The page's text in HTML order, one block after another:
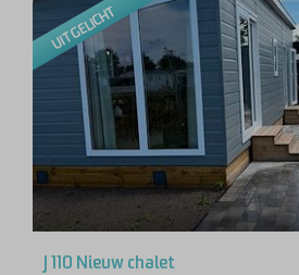
UITGELICHT
J 110 Nieuw chalet